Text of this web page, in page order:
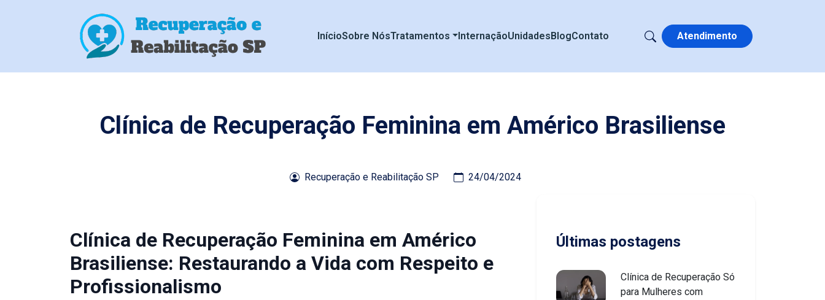
InícioSobre NósTratamentos InternaçãoUnidadesBlogContato Atendimento
Clínica de Recuperação Feminina em Américo Brasiliense
Recuperação e Reabilitação SP 24/04/2024
Clínica de Recuperação Feminina em Américo
Brasiliense: Restaurando a Vida com Respeito e
Profissionalismo
Últimas postagens
Clínica de Recuperação Só
para Mulheres com